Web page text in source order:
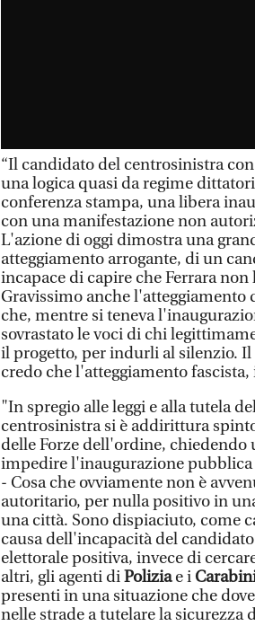
“Il candidato del centrosinistra
una logica quasi da regime
conferenza stampa, una libera
con una manifestazione non
L'azione di oggi dimostra una
atteggiamento arrogante, di un
incapace di capire che Ferrara
Gravissimo anche l'atteggiamento
che, mentre si teneva
sovrastato le voci di chi
il progetto, per indurli al silenzio. Il
credo che l'atteggiamento
"In spregio alle leggi e alla tutela
centrosinistra si è addirittura
delle Forze dell'ordine, chiedendo
impedire l'inaugurazione pubblica
- Cosa che ovviamente non è
autoritario, per nulla positivo in
una città. Sono dispiaciuto, come
causa dell'incapacità del
elettorale positiva, invece di
altri, gli agenti diPoliziae i
presenti in una situazione che
nelle strade a tutelare la sicurezza